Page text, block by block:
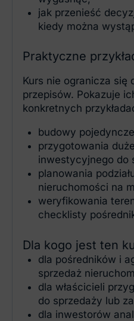
jak przenieść
kiedy można
Praktyczne
Kurs nie ogranicza się
przepisów. Pokazuje
konkretnych
budowy
przygotowania
inwestycyjnego do
planowania
nieruchomości na
weryfikowania
checklisty
Dla kogo jest ten
dla pośredników i
sprzedaż
dla właścicieli
do sprzedaży lub
dla inwestorów